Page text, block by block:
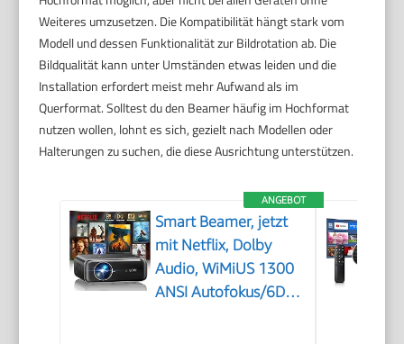
Weiteres umzusetzen. Die Kompatibilität hängt stark vom
Modell und dessen Funktionalität zur Bildrotation ab. Die
Bildqualität kann unter Umständen etwas leiden und die
Installation erfordert meist mehr Aufwand als im
Querformat. Solltest du den Beamer häufig im Hochformat
nutzen wollen, lohnt es sich, gezielt nach Modellen oder
Halterungen zu suchen, die diese Ausrichtung unterstützen.
ANGEBOT
Smart Beamer, jetzt
mit Netflix, Dolby
Audio, WiMiUS 1300
ANSI Autofokus/6D